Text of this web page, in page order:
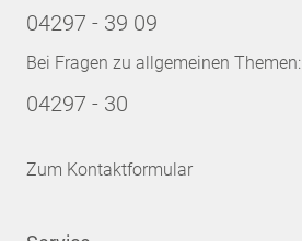
04297 - 39 09
Bei Fragen zu allgemeinen Themen:
04297 - 30
Zum Kontaktformular